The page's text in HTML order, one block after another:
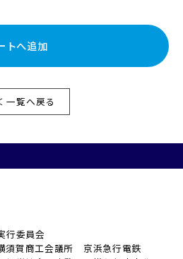
トへ追加
一覧へ戻る
行委員会
賀商工会議所 京浜急行電鉄